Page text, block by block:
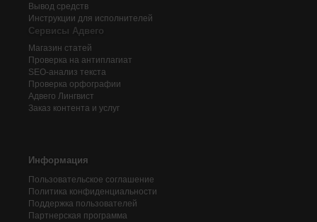
Вывод средств
Инструкции для исполнителей
Сервисы Адвего
Магазин статей
Проверка на антиплагиат
SEO-анализ текста
Проверка орфографии
Адвего Лингвист
Заказ контента и услуг
Информация
Пользовательское соглашение
Политика конфиденциальности
Поддержка пользователей
Партнерская программа